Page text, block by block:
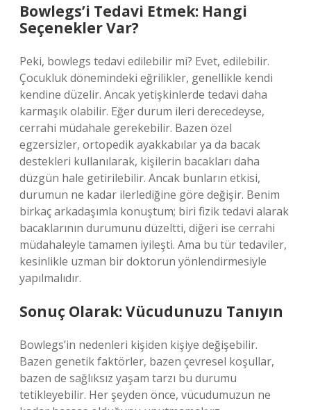
Bowlegs’i Tedavi Etmek: Hangi
Seçenekler Var?
Peki, bowlegs tedavi edilebilir mi? Evet, edilebilir.
Çocukluk dönemindeki eğrilikler, genellikle kendi
kendine düzelir. Ancak yetişkinlerde tedavi daha
karmaşık olabilir. Eğer durum ileri derecedeyse,
cerrahi müdahale gerekebilir. Bazen özel
egzersizler, ortopedik ayakkabılar ya da bacak
destekleri kullanılarak, kişilerin bacakları daha
düzgün hale getirilebilir. Ancak bunların etkisi,
durumun ne kadar ilerlediğine göre değişir. Benim
birkaç arkadaşımla konuştum; biri fizik tedavi alarak
bacaklarının durumunu düzeltti, diğeri ise cerrahi
müdahaleyle tamamen iyileşti. Ama bu tür tedaviler,
kesinlikle uzman bir doktorun yönlendirmesiyle
yapılmalıdır.
Sonuç Olarak: Vücudunuzu Tanıyın
Bowlegs’in nedenleri kişiden kişiye değişebilir.
Bazen genetik faktörler, bazen çevresel koşullar,
bazen de sağlıksız yaşam tarzı bu durumu
tetikleyebilir. Her şeyden önce, vücudumuzun ne